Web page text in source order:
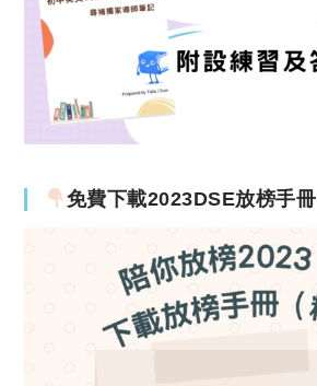
免費下載2023DSE放榜手冊